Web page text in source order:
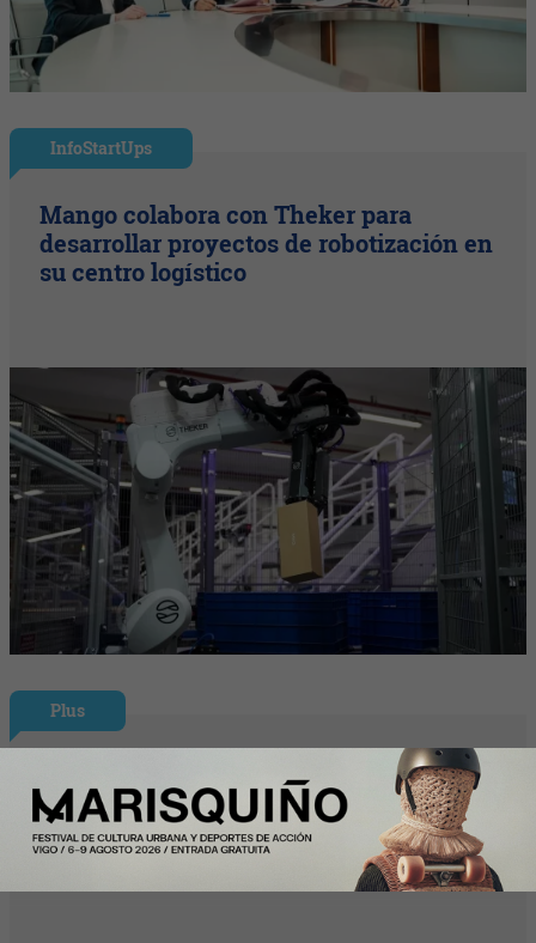
InfoStartUps
Mango colabora con Theker para
desarrollar proyectos de robotización en
su centro logístico
Plus
La desconexión digital sigue siendo
asignatura pendiente: el 46% de los
trabajadores desconecta al terminar su
jornada